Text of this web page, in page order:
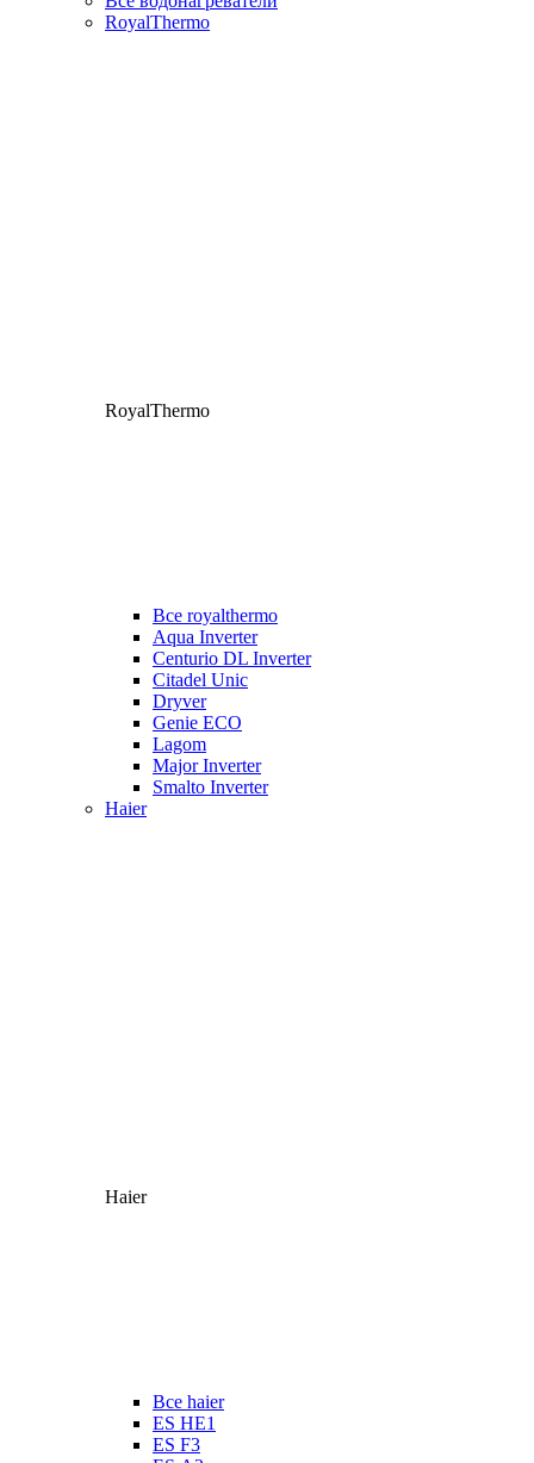
RoyalThermo
RoyalThermo
Все royalthermo
Aqua Inverter
Centurio DL Inverter
Citadel Unic
Dryver
Genie ECO
Lagom
Major Inverter
Smalto Inverter
Haier
Haier
Все haier
ES HE1
ES F3